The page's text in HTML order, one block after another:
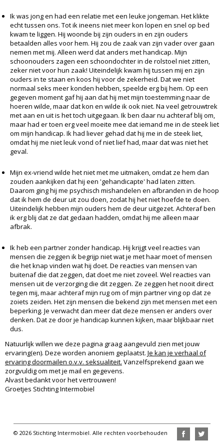
Ik was jong en had een relatie met een leuke jongeman. Het klikte
echt tussen ons. Tot ik ineens niet meer kon lopen en snel op bed
kwam te liggen. Hij woonde bij zijn ouders in en zijn ouders
betaalden alles voor hem. Hij zou de zaak van zijn vader over gaan
nemen met mij. Alleen werd dat anders met handicap. Mijn
schoonouders zagen een schoondochter in de rolstoel niet zitten,
zeker niet voor hun zaak! Uiteindelijk kwam hij tussen mij en zijn
ouders in te staan en koos hij voor de zekerheid. Dat we niet
normaal seks meer konden hebben, speelde erg bij hem. Op een
gegeven moment gaf hij aan dat hij met mijn toestemming naar de
hoeren wilde, maar dat kon en wilde ik ook niet. Na veel getrouwtrek
met aan en uit is het toch uitgegaan. Ik ben daar nu achteraf blij om,
maar had er toen erg veel moeite mee dat iemand me in de steek liet
om mijn handicap. Ik had liever gehad dat hij me in de steek liet,
omdat hij me niet leuk vond of niet lief had, maar dat was niet het
geval.
Mijn ex-vriend wilde het niet met me uitmaken, omdat ze hem dan
zouden aankijken dat hij een 'gehandicapte' had laten zitten.
Daarom ging hij me psychisch mishandelen en afbranden in de hoop
dat ik hem de deur uit zou doen, zodat hij het niet hoefde te doen.
Uiteindelijk hebben mijn ouders hem de deur uitgezet. Achteraf ben
ik erg blij dat ze dat gedaan hadden, omdat hij me alleen maar
afbrak.
Ik heb een partner zonder handicap. Hij krijgt veel reacties van
mensen die zeggen ik begrijp niet wat je met haar moet of mensen
die het knap vinden wat hij doet. De reacties van mensen van
buitenaf die dat zeggen, dat doet me niet zoveel. Wel reacties van
mensen uit de verzorging die dit zeggen. Ze zeggen het nooit direct
tegen mij, maar achteraf mijn rug om of mijn partner ving op dat ze
zoiets zeiden. Het zijn mensen die bekend zijn met mensen met een
beperking. Je verwacht dan meer dat deze mensen er anders over
denken. Dat ze door je handicap kunnen kijken, maar blijkbaar niet
dus.
Natuurlijk willen we deze pagina graag aangevuld zien met jouw
ervaring(en). Deze worden anoniem geplaatst. Je kan je verhaal of
ervaring doormailen o.v.v. seksualiteit. Vanzelfsprekend gaan we
zorgvuldig om met je mail en gegevens.
Alvast bedankt voor het vertrouwen!
Groetjes Stichting Intermobiel
© 2026 Stichting Intermobiel. Alle rechten voorbehouden